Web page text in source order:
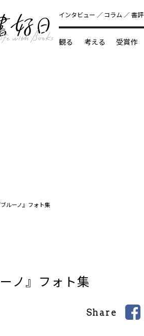
インタビュー コラム 書評
観る 考える 受賞作
ブルーノ』フォト集
ーノ』フォト集
Share